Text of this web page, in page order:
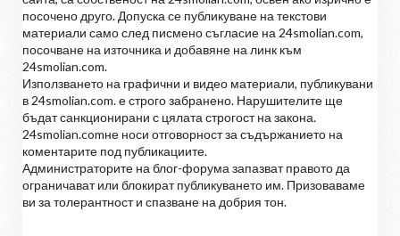
посочено друго. Допуска се публикуване на текстови
материали само след писмено съгласие на 24smolian.com,
посочване на източника и добавяне на линк към
24smolian.com.
Използването на графични и видео материали, публикувани
в 24smolian.com. е строго забранено. Нарушителите ще
бъдат санкционирани с цялата строгост на закона.
24smolian.comне носи отговорност за съдържанието на
коментарите под публикациите.
Администраторите на блог-форума запазват правото да
ограничават или блокират публикуването им. Призоваваме
ви за толерантност и спазване на добрия тон.